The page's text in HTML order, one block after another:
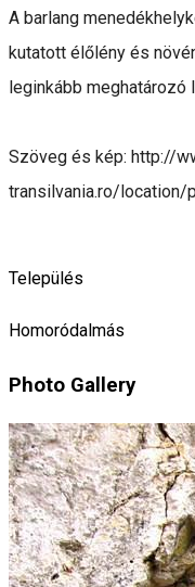
A barlang
kutatott élőlény és
leginkább meghatározó
Szöveg és kép: http://
transilvania.ro/location/
Település
Homoródalmás
Photo Gallery